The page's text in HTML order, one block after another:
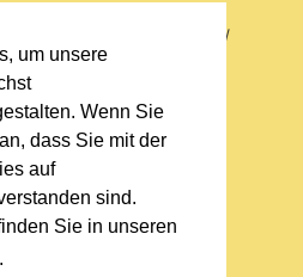
um unsere
Wenn Sie
dass Sie mit der
auf
sind.
Sie in unseren
.
www.bierkreiszeichen.at/
/Gesammelte Biere